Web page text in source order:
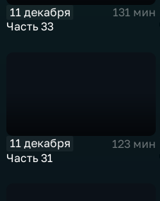
11 декабря
131 мин
Часть 33
11 декабря
123 мин
Часть 31